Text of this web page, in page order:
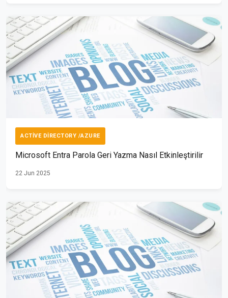
ACTIVE DIRECTORY /AZURE
Microsoft Entra Parola Geri Yazma Nasıl Etkinleştirilir
22 Jun 2025